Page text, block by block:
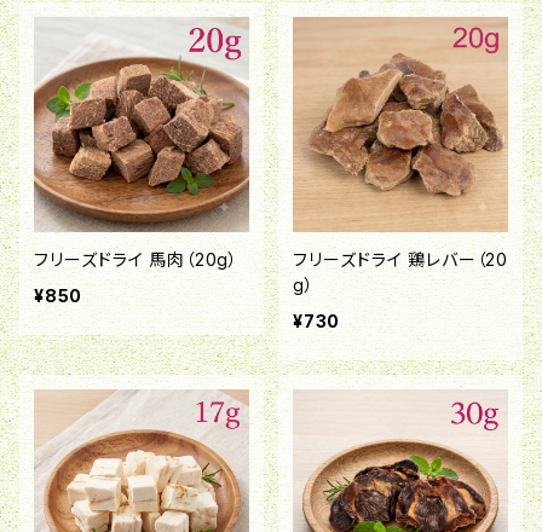
フリーズドライ 馬肉（20g）
¥850
フリーズドライ 鶏レバー（20
g）
¥730